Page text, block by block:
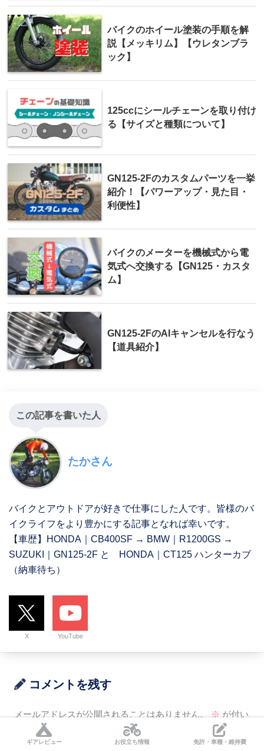
バイクのホイール塗装の手順を解
説【メッキリム】【ウレタンブラ
ック】
125ccにシールチェーンを取り付け
る【サイズと種類について】
GN125-2Fのカスタムパーツを一挙
紹介！【パワーアップ・見た目・
利便性】
バイクのメーターを機械式から電
気式へ交換する【GN125・カスタ
ム】
GN125-2FのAIキャンセルを行なう
【道具紹介】
この記事を書いた人
たかさん
バイクとアウトドアが好きで仕事にした人です。皆様のバ
イクライフをより豊かにする記事となれば幸いです。
【車歴】HONDA｜CB400SF → BMW｜R1200GS →
SUZUKI｜GN125-2F と HONDA｜CT125 ハンターカブ
（納車待ち）
X YouTube
コメントを残す
メールアドレスが公開されることはありません。 ※ が付い
ている欄は必須項目です
ギアレビュー お役立ち情報 免許・車種・維持費